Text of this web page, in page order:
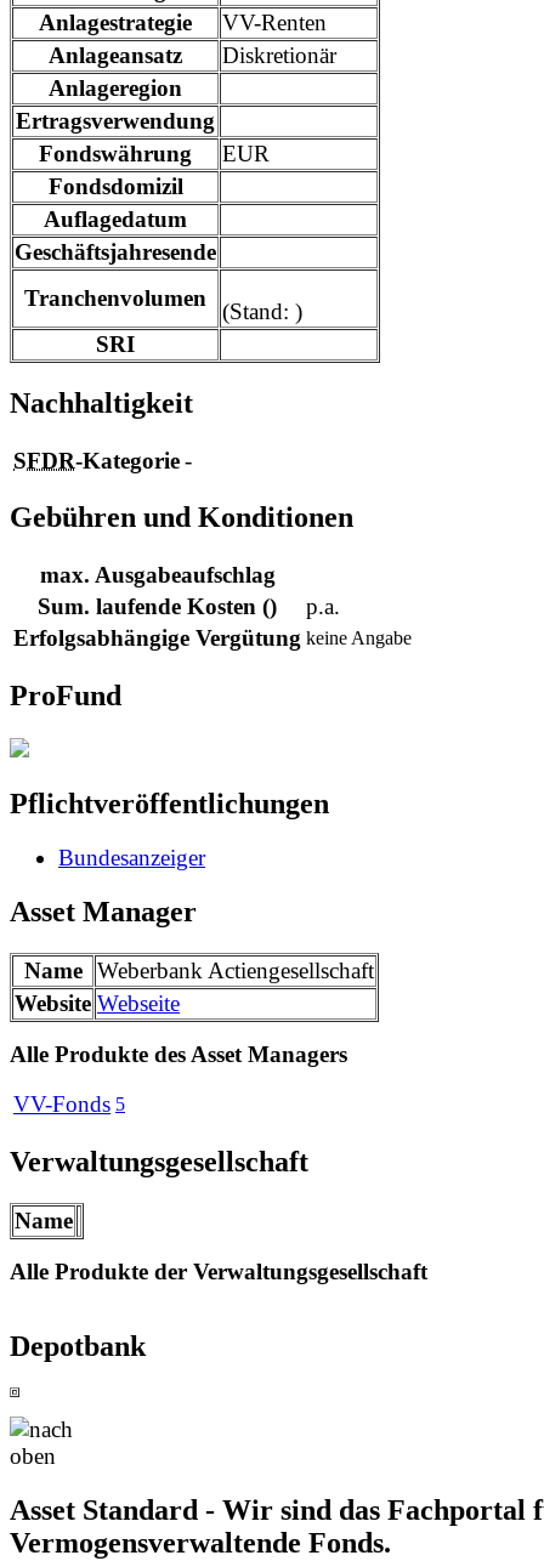
Anlagestrategie
VV-Renten
Anlageansatz
Diskretionär
Anlageregion
Ertragsverwendung
Fondswährung
EUR
Fondsdomizil
Auflagedatum
Geschäftsjahresende
Tranchenvolumen
(Stand: )
SRI
Nachhaltigkeit
SFDR-Kategorie-
Gebühren und Konditionen
max. Ausgabeaufschlag
Sum. laufende Kosten ()
p.a.
Erfolgsabhängige Vergütung keine Angabe
ProFund
Pflichtveröffentlichungen
Bundesanzeiger
Asset Manager
Name Weberbank Actiengesellschaft
Website Webseite
Alle Produkte des Asset Managers
VV-Fonds 5
Verwaltungsgesellschaft
Name
Alle Produkte der Verwaltungsgesellschaft
Depotbank
Asset Standard - Wir sind das Fachportal
Vermogensverwaltende Fonds.